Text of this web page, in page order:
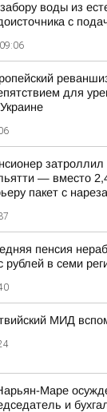
воды из
с
09:06
для
— вместо
пакет с
пенсия
рублей в семи
МИД
Маре
и